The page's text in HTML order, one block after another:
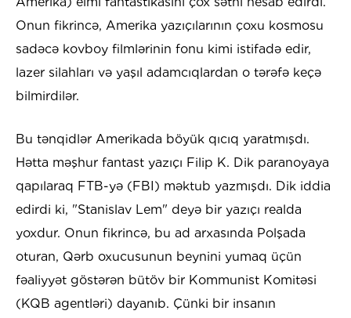
Onun fikrincə, Amerika yazıçılarının çoxu kosmosu
sadəcə kovboy filmlərinin fonu kimi istifadə edir,
lazer silahları və yaşıl adamcıqlardan o tərəfə keçə
bilmirdilər.
Bu tənqidlər Amerikada böyük qıcıq yaratmışdı.
Hətta məşhur fantast yazıçı Filip K. Dik paranoyaya
qapılaraq FTB-yə (FBI) məktub yazmışdı. Dik iddia
edirdi ki, "Stanislav Lem" deyə bir yazıçı realda
yoxdur. Onun fikrincə, bu ad arxasında Polşada
oturan, Qərb oxucusunun beynini yumaq üçün
fəaliyyət göstərən bütöv bir Kommunist Komitəsi
(KQB agentləri) dayanıb. Çünki bir insanın